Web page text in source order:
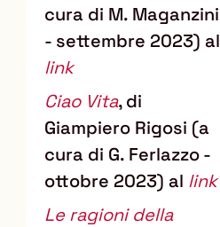
cura di M. Maganzini
- settembre 2023) al
link
Ciao Vita, di
Giampiero Rigosi (a
cura di G. Ferlazzo -
ottobre 2023) al link
Le ragioni della